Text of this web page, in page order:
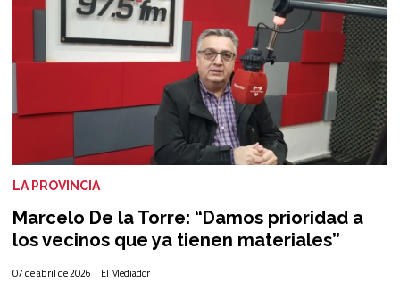
Marcelo De la Torre: “Damos prioridad a
los vecinos que ya tienen materiales”
El Mediador
LA PROVINCIA
07 de abril de 2026